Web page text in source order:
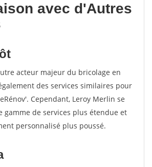
avec d'Autres
acteur majeur du bricolage en
des services similaires pour
Cependant, Leroy Merlin se
gamme de services plus étendue et
personnalisé plus poussé.